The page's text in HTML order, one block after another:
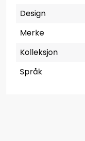
Design
Merke
Kolleksjon
Språk